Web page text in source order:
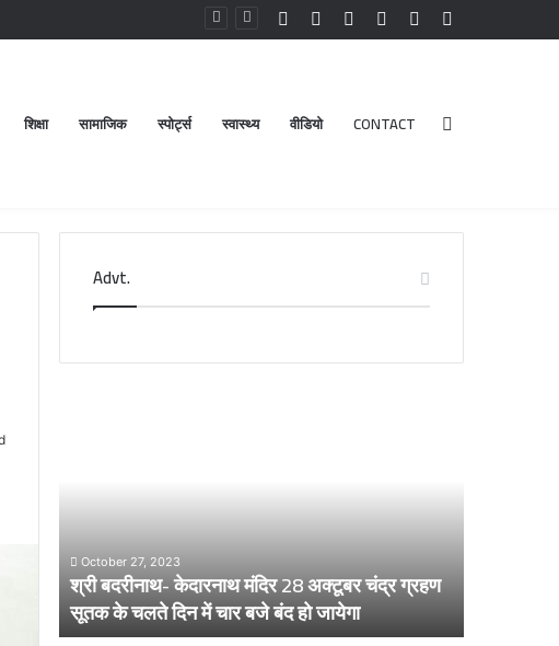
Random
Log
Instagram
YouTube
Facebook
शिक्षा सामाजिक स्पोर्ट्स स्वास्थ्य वीडियो CONTACT
Advt.
ग्रहण
सूतक
के
चलते
October 27, 2023
श्री बदरीनाथ- केदारनाथ मंदिर 28 अक्टूबर चंद्र ग्रहण
सूतक के चलते दिन में चार बजे बंद हो जायेगा